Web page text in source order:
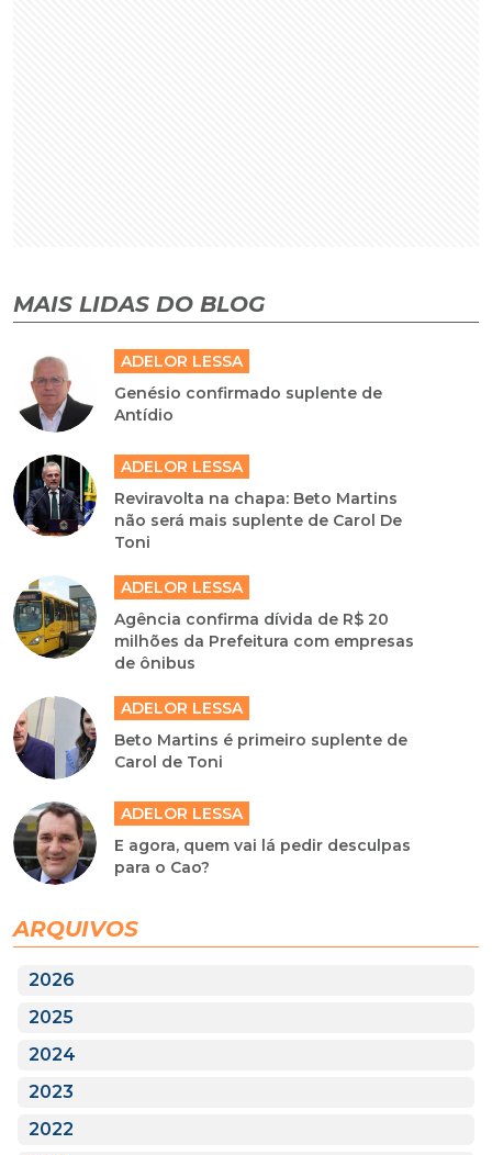
MAIS LIDAS DO BLOG
ADELOR LESSA
Genésio confirmado suplente de
Antídio
ADELOR LESSA
Reviravolta na chapa: Beto Martins
não será mais suplente de Carol De
Toni
ADELOR LESSA
Agência confirma dívida de R$ 20
milhões da Prefeitura com empresas
de ônibus
ADELOR LESSA
Beto Martins é primeiro suplente de
Carol de Toni
ADELOR LESSA
E agora, quem vai lá pedir desculpas
para o Cao?
ARQUIVOS
2026
2025
2024
2023
2022